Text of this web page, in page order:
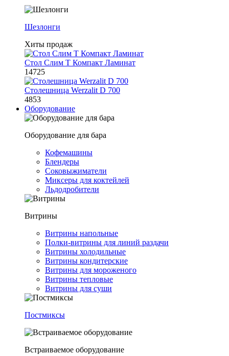
Шезлонги
Хиты продаж
Стол Слим Т Компакт Ламинат
14725
Столешница Werzalit D 700
4853
Оборудование
Оборудование для бара
Кофемашины
Блендеры
Соковыжиматели
Миксеры для коктейлей
Льдодробители
Витрины
Витрины напольные
Полки-витрины для линий раздачи
Витрины холодильные
Витрины кондитерские
Витрины для мороженого
Витрины тепловые
Витрины для суши
Постмиксы
Встраиваемое оборудование